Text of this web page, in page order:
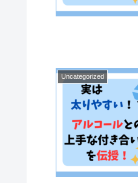
Uncategorized